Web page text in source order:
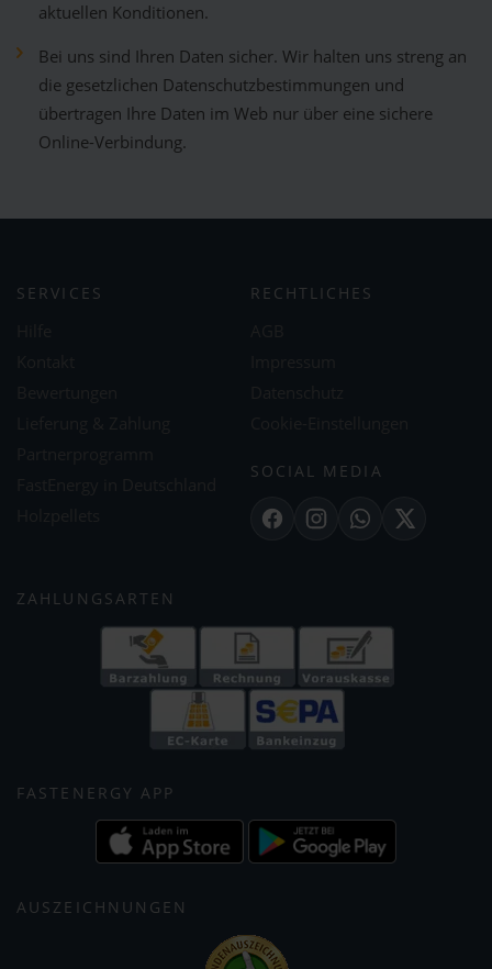
aktuellen Konditionen.
Bei uns sind Ihren Daten sicher. Wir halten uns streng an
die gesetzlichen Datenschutzbestimmungen und
übertragen Ihre Daten im Web nur über eine sichere
Online-Verbindung.
SERVICES RECHTLICHES
SOCIAL MEDIA
FacebookInstagramWhatsApp
X
ZAHLUNGSARTEN
FASTENERGY APP
AUSZEICHNUNGEN